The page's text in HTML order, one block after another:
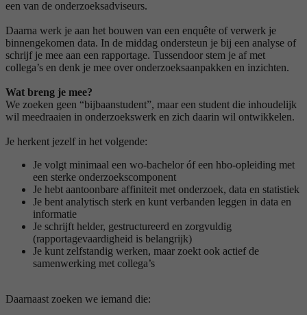
een van de onderzoeksadviseurs.
Daarna werk je aan het bouwen van een enquête of verwerk je
binnengekomen data. In de middag ondersteun je bij een analyse of
schrijf je mee aan een rapportage. Tussendoor stem je af met
collega’s en denk je mee over onderzoeksaanpakken en inzichten.
Wat breng je mee?
We zoeken geen “bijbaanstudent”, maar een student die inhoudelijk
wil meedraaien in onderzoekswerk en zich daarin wil ontwikkelen.
Je herkent jezelf in het volgende:
Je volgt minimaal een wo-bachelor óf een hbo-opleiding met
een sterke onderzoekscomponent
Je hebt aantoonbare affiniteit met onderzoek, data en statistiek
Je bent analytisch sterk en kunt verbanden leggen in data en
informatie
Je schrijft helder, gestructureerd en zorgvuldig
(rapportagevaardigheid is belangrijk)
Je kunt zelfstandig werken, maar zoekt ook actief de
samenwerking met collega’s
Daarnaast zoeken we iemand die: